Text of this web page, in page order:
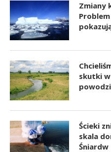
Zmiany
skutki
powodzi
Ścieki
skala
Śniardw